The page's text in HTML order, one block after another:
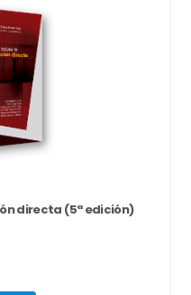
directa (5ª edición)